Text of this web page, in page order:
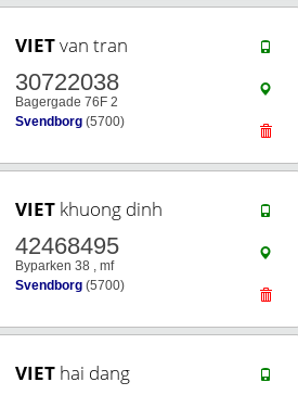
VIETvan tran
30722038
Bagergade 76F 2
Svendborg (5700)
VIET khuong dinh
42468495
Byparken 38 , mf
Svendborg (5700)
VIET hai dang